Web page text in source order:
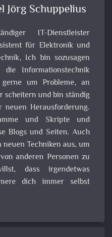
Jörg Schuppelius
IT-Dienstleister
für Elektronik und
Ich bin sozusagen
Informationstechnik
um Probleme, an
scheitern und bin ständig
Herausforderung.
und Skripte und
Blogs und Seiten. Auch
Techniken aus, um
anderen Personen zu
dass irgendetwas
dich immer selbst